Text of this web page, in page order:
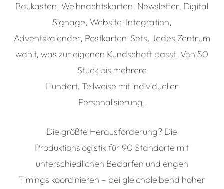
Baukasten: Weihnachtskarten, Newsletter, Digital
Signage, Website-Integration,
Adventskalender, Postkarten-Sets. Jedes Zentrum
wählt, was zur eigenen Kundschaft passt. Von 50
Stück bis mehrere
Hundert. Teilweise mit individueller
Personalisierung.
Die größte Herausforderung? Die
Produktionslogistik für 90 Standorte mit
unterschiedlichen Bedarfen und engen
Timings koordinieren – bei gleichbleibend hoher